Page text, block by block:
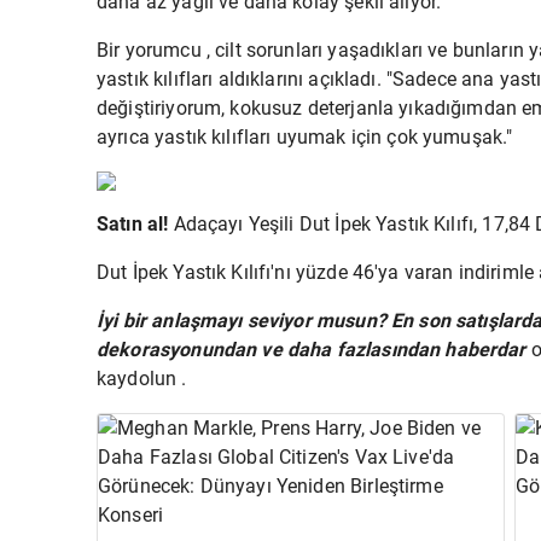
Bir yorumcu , cilt sorunları yaşadıkları ve bunların
yastık kılıfları aldıklarını açıkladı. "Sadece ana
değiştiriyorum, kokusuz deterjanla yıkadığımdan
ayrıca yastık kılıfları uyumak için çok yumuşak."
Satın al! Adaçayı Yeşili Dut İpek Yastık Kılıfı,
Dut İpek Yastık Kılıfı'nı yüzde 46'ya varan
İyi bir anlaşmayı seviyor musun?En son
dekorasyonundan ve daha fazlasından haberdar
kaydolun .